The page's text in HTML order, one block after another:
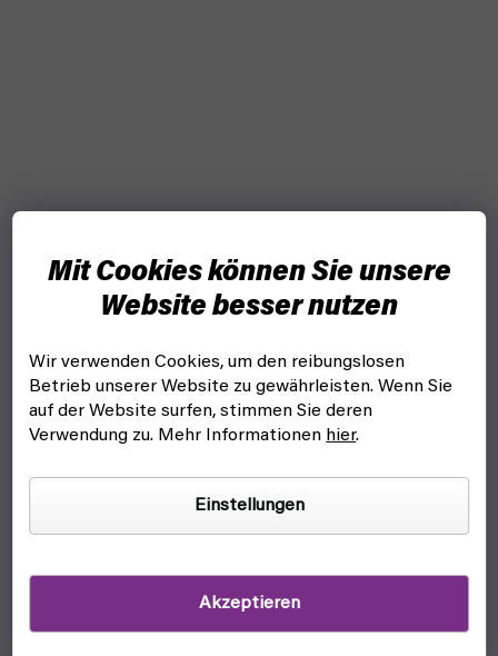
Mit Cookies können Sie unsere
Website besser nutzen
Wir verwenden Cookies, um den reibungslosen
Betrieb unserer Website zu gewährleisten. Wenn Sie
auf der Website surfen, stimmen Sie deren
Verwendung zu. Mehr Informationen hier.
Einstellungen
Akzeptieren